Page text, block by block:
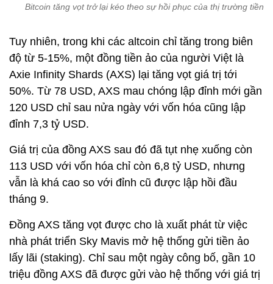
Bitcoin tăng vọt trở lại kéo theo sự hồi phục của thị trường tiền
Tuy nhiên, trong khi các altcoin chỉ tăng trong biên
độ từ 5-15%, một đồng tiền ảo của người Việt là
Axie Infinity Shards (AXS) lại tăng vọt giá trị tới
50%. Từ 78 USD, AXS mau chóng lập đỉnh mới gần
120 USD chỉ sau nửa ngày với vốn hóa cũng lập
đỉnh 7,3 tỷ USD.
Giá trị của đồng AXS sau đó đã tụt nhẹ xuống còn
113 USD với vốn hóa chỉ còn 6,8 tỷ USD, nhưng
vẫn là khá cao so với đỉnh cũ được lập hồi đầu
tháng 9.
Đồng AXS tăng vọt được cho là xuất phát từ việc
nhà phát triển Sky Mavis mở hệ thống gửi tiền ảo
lấy lãi (staking). Chỉ sau một ngày công bố, gần 10
triệu đồng AXS đã được gửi vào hệ thống với giá trị